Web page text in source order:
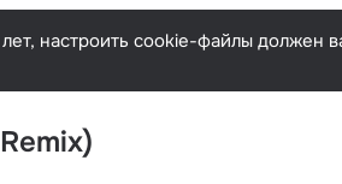
настроить cookie-файлы должен